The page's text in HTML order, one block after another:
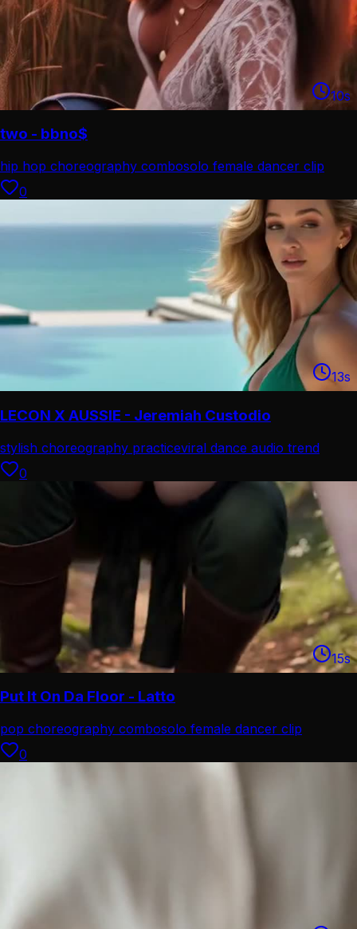
10s
two - bbno$
hip hop choreography combosolo female dancer clip
0
13s
LECON X AUSSIE - Jeremiah Custodio
stylish choreography practiceviral dance audio trend
0
15s
Put It On Da Floor - Latto
pop choreography combosolo female dancer clip
0